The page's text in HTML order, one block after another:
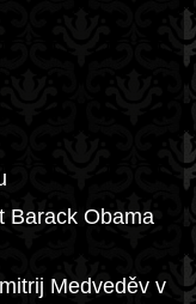
Barack Obama
Medveděv v